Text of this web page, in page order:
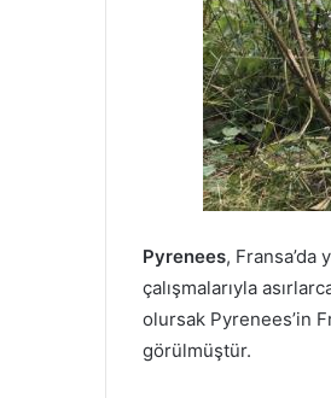
Pyrenees, Fransa’da
çalışmalarıyla
olursak Pyrenees’in
görülmüştür.